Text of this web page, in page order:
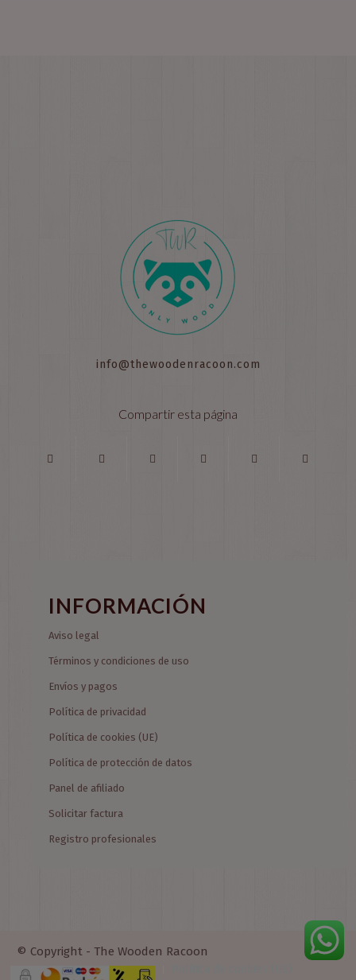
info@thewoodenracoon.com
Compartir esta página
INFORMACIÓN
Aviso legal
Términos y condiciones de uso
Envíos y pagos
Política de privacidad
Política de cookies (UE)
Política de protección de datos
Panel de afiliado
Solicitar factura
Registro profesionales
© Copyright - The Wooden Racoon